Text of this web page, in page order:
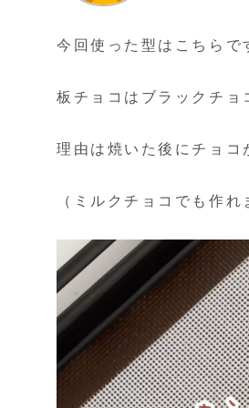
今回使った型はこちらで
板チョコはブラックチョ
理由は焼いた後にチョ
（ミルクチョコでも作れ